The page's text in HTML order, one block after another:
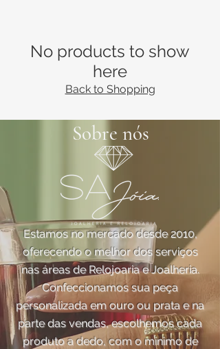
No products to show
here
Back to Shopping
Sobre nós
Estamos no mercado desde 2010,
oferecendo o melhor dos serviços
nas áreas de Relojoaria e Joalheria.
Confeccionamos sua peça
personalizada em ouro ou prata e na
parte das vendas, escolhemos cada
produto a dedo, com o mínimo de